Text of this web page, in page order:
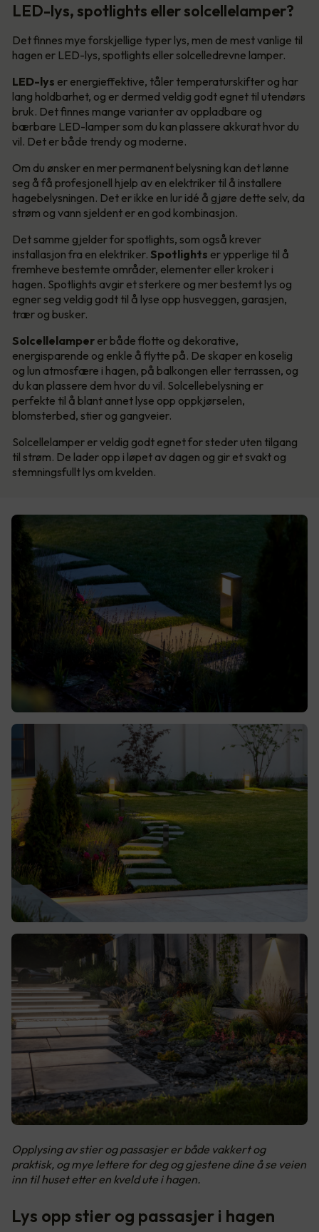
LED-lys, spotlights eller solcellelamper?
Det finnes mye forskjellige typer lys, men de mest vanlige til
hagen er LED-lys, spotlights eller solcelledrevne lamper.
LED-lys er energieffektive, tåler temperaturskifter og har
lang holdbarhet, og er dermed veldig godt egnet til utendørs
bruk. Det finnes mange varianter av oppladbare og
bærbare LED-lamper som du kan plassere akkurat hvor du
vil. Det er både trendy og moderne.
Om du ønsker en mer permanent belysning kan det lønne
seg å få profesjonell hjelp av en elektriker til å installere
hagebelysningen. Det er ikke en lur idé å gjøre dette selv, da
strøm og vann sjeldent er en god kombinasjon.
Det samme gjelder for spotlights, som også krever
installasjon fra en elektriker. Spotlights er ypperlige til å
fremheve bestemte områder, elementer eller kroker i
hagen. Spotlights avgir et sterkere og mer bestemt lys og
egner seg veldig godt til å lyse opp husveggen, garasjen,
trær og busker.
Solcellelamper er både flotte og dekorative,
energisparende og enkle å flytte på. De skaper en koselig
og lun atmosfære i hagen, på balkongen eller terrassen, og
du kan plassere dem hvor du vil. Solcellebelysning er
perfekte til å blant annet lyse opp oppkjørselen,
blomsterbed, stier og gangveier.
Solcellelamper er veldig godt egnet for steder uten tilgang
til strøm. De lader opp i løpet av dagen og gir et svakt og
stemningsfullt lys om kvelden.
Opplysing av stier og passasjer er både vakkert og
praktisk, og mye lettere for deg og gjestene dine å se veien
inn til huset etter en kveld ute i hagen.
Lys opp stier og passasjer i hagen